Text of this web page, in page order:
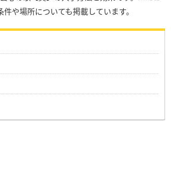
や場所についても掲載しています。